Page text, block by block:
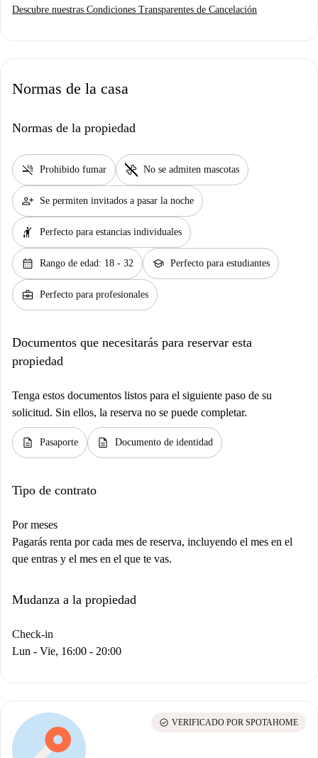
Descubre nuestras Condiciones Transparentes de Cancelación
Normas de la casa
Normas de la propiedad
smoke_free Prohibido fumar pet_supplies No se admiten mascotas
person_add Se permiten invitados a pasar la noche
hail Perfecto para estancias individuales
calendar_month Rango de edad: 18 - 32 school Perfecto para estudiantes
business_center Perfecto para profesionales
Documentos que necesitarás para reservar esta
propiedad
Tenga estos documentos listos para el siguiente paso de su
solicitud. Sin ellos, la reserva no se puede completar.
description Pasaporte description Documento de identidad
Tipo de contrato
Por meses
Pagarás renta por cada mes de reserva, incluyendo el mes en el
que entras y el mes en el que te vas.
Mudanza a la propiedad
Check-in
Lun - Vie, 16:00 - 20:00
check_circle VERIFICADO POR SPOTAHOME